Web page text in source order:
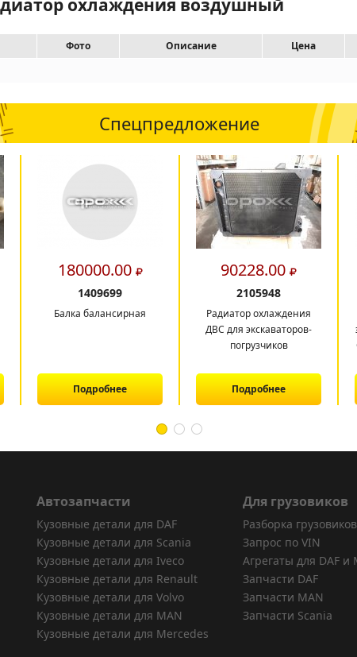
охлаждения воздушный
Фото Описание Цена
Спецпредложение
180000.00
1409699
Балка балансирная
Подробнее
90228.00
2105948
Радиатор охлаждения
ДВС для экскаваторов-
погрузчиков
Подробнее
Автозапчасти
Кузовные детали для DAF
Кузовные детали для Scania
Кузовные детали для Iveco
Кузовные детали для Renault
Кузовные детали для Volvo
Кузовные детали для MAN
Кузовные детали для Mercedes
Для грузовиков
Разборка грузовиков
Запрос по VIN
Агрегаты для DAF и
Запчасти DAF
Запчасти MAN
Запчасти Scania